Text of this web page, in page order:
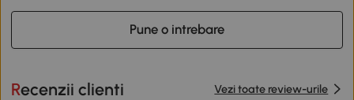
Pune o intrebare
Recenzii clienti Vezi toate review-urile